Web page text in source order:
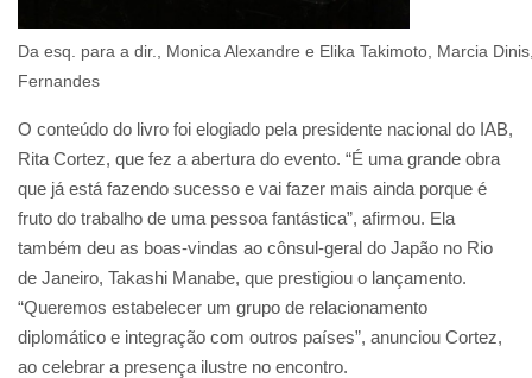
Da esq. para a dir., Monica Alexandre e Elika Takimoto, Marcia
Fernandes
O conteúdo do livro foi elogiado pela presidente nacional do IAB,
Rita Cortez, que fez a abertura do evento. “É uma grande obra
que já está fazendo sucesso e vai fazer mais ainda porque é
fruto do trabalho de uma pessoa fantástica”, afirmou. Ela
também deu as boas-vindas ao cônsul-geral do Japão no Rio
de Janeiro, Takashi Manabe, que prestigiou o lançamento.
“Queremos estabelecer um grupo de relacionamento
diplomático e integração com outros países”, anunciou Cortez,
ao celebrar a presença ilustre no encontro.